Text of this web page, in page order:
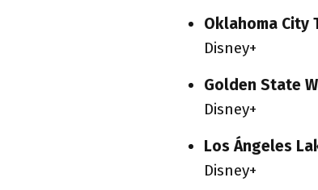
Oklahoma City
Disney+
Golden State
Disney+
Los Ángeles
Disney+